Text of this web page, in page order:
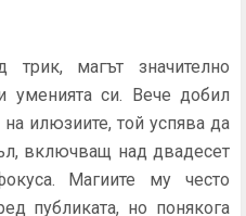
трик, магът значително
уменията си. Вече добил
илюзиите, той успява да
включващ над двадесет
Магиите му често
публиката, но понякога